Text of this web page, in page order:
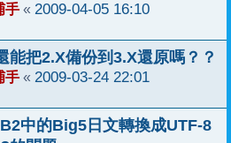
手 « 2009-04-05 16:10
能把2.X備份到3.X還原嗎？？
手 « 2009-03-24 22:01
中的Big5日文轉換成UTF-8